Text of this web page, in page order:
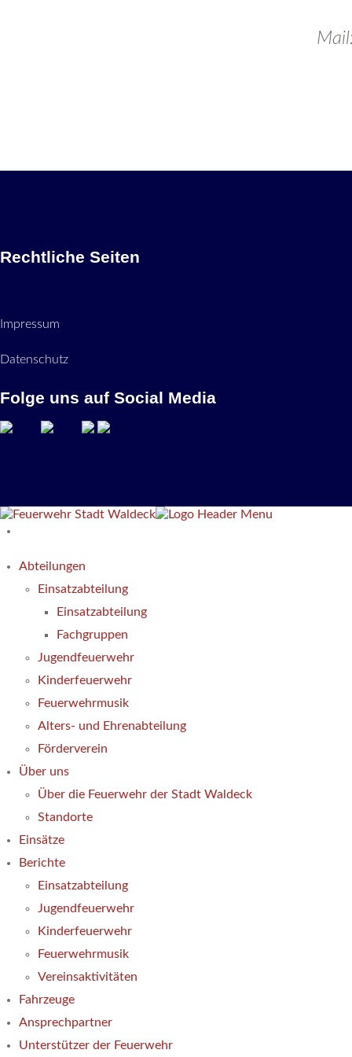
Rechtliche Seiten
Impressum
Datenschutz
Folge uns auf Social Media
Abteilungen
Einsatzabteilung
Einsatzabteilung
Fachgruppen
Jugendfeuerwehr
Kinderfeuerwehr
Feuerwehrmusik
Alters- und Ehrenabteilung
Förderverein
Über uns
Über die Feuerwehr der Stadt Waldeck
Standorte
Einsätze
Berichte
Einsatzabteilung
Jugendfeuerwehr
Kinderfeuerwehr
Feuerwehrmusik
Vereinsaktivitäten
Fahrzeuge
Ansprechpartner
Unterstützer der Feuerwehr